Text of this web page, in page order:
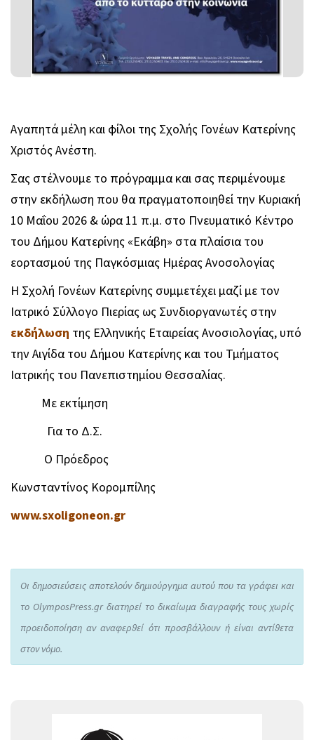
Αγαπητά μέλη και φίλοι της Σχολής Γονέων Κατερίνης
Χριστός Ανέστη.
Σας στέλνουμε το πρόγραμμα και σας περιμένουμε
στην εκδήλωση που θα πραγματοποιηθεί την Κυριακή
10 Μαΐου 2026 & ώρα 11 π.μ. στο Πνευματικό Κέντρο
του Δήμου Κατερίνης «Εκάβη» στα πλαίσια του
εορτασμού της Παγκόσμιας Ημέρας Ανοσολογίας
Η Σχολή Γονέων Κατερίνης συμμετέχει μαζί με τον
Ιατρικό Σύλλογο Πιερίας ως Συνδιοργανωτές στην
εκδήλωση της Ελληνικής Εταιρείας Ανοσιολογίας, υπό
την Αιγίδα του Δήμου Κατερίνης και του Τμήματος
Ιατρικής του Πανεπιστημίου Θεσσαλίας.
Με εκτίμηση
Για το Δ.Σ.
Ο Πρόεδρος
Κωνσταντίνος Κορομπίλης
www.sxoligoneon.gr
Οι δημοσιεύσεις αποτελούν δημιούργημα αυτού που τα γράφει και
το OlymposPress.gr διατηρεί το δικαίωμα διαγραφής τους χωρίς
προειδοποίηση αν αναφερθεί ότι προσβάλλουν ή είναι αντίθετα
στον νόμο.